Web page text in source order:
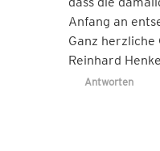
Anfang an
Ganz herzliche
Reinhard
Antworten